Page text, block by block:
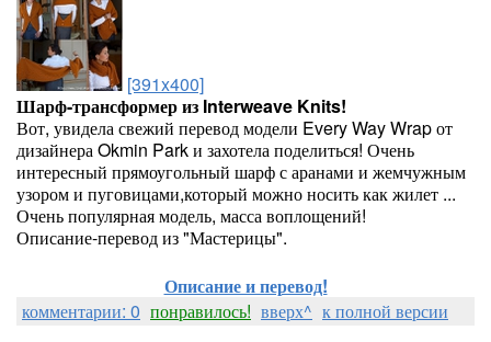
[391x400]
Шарф-трансформер из Interweave Knits!
Вот, увидела свежий перевод модели Every Way Wrap от
дизайнера Okmin Park и захотела поделиться! Очень
интересный прямоугольный шарф с аранами и жемчужным
узором и пуговицами,который можно носить как жилет ...
Очень популярная модель, масса воплощений!
Описание-перевод из "Мастерицы".
Описание и перевод!
комментарии: 0 понравилось! вверх^ к полной версии